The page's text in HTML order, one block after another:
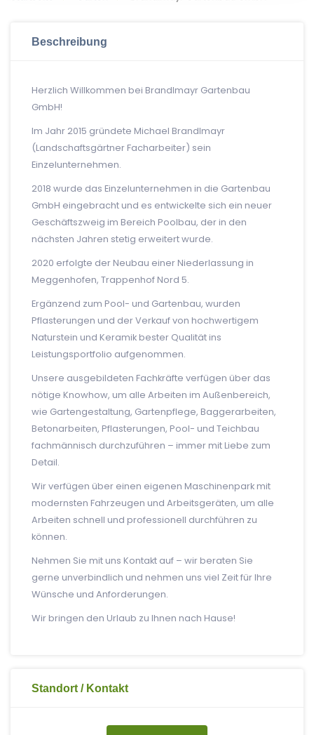
Beschreibung
Herzlich Willkommen bei Brandlmayr Gartenbau
GmbH!
Im Jahr 2015 gründete Michael Brandlmayr
(Landschaftsgärtner Facharbeiter) sein
Einzelunternehmen.
2018 wurde das Einzelunternehmen in die Gartenbau
GmbH eingebracht und es entwickelte sich ein neuer
Geschäftszweig im Bereich Poolbau, der in den
nächsten Jahren stetig erweitert wurde.
2020 erfolgte der Neubau einer Niederlassung in
Meggenhofen, Trappenhof Nord 5.
Ergänzend zum Pool- und Gartenbau, wurden
Pflasterungen und der Verkauf von hochwertigem
Naturstein und Keramik bester Qualität ins
Leistungsportfolio aufgenommen.
Unsere ausgebildeten Fachkräfte verfügen über das
nötige Knowhow, um alle Arbeiten im Außenbereich,
wie Gartengestaltung, Gartenpflege, Baggerarbeiten,
Betonarbeiten, Pflasterungen, Pool- und Teichbau
fachmännisch durchzuführen – immer mit Liebe zum
Detail.
Wir verfügen über einen eigenen Maschinenpark mit
modernsten Fahrzeugen und Arbeitsgeräten, um alle
Arbeiten schnell und professionell durchführen zu
können.
Nehmen Sie mit uns Kontakt auf – wir beraten Sie
gerne unverbindlich und nehmen uns viel Zeit für Ihre
Wünsche und Anforderungen.
Wir bringen den Urlaub zu Ihnen nach Hause!
Standort / Kontakt